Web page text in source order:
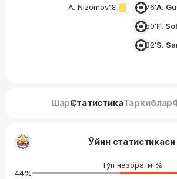
A. Nizomov18′ 76′A.
50′F.
32′S.
ШарҳСтатистикаТаркиблар
Ўйин статистикаси
Тўп назорати %
44%